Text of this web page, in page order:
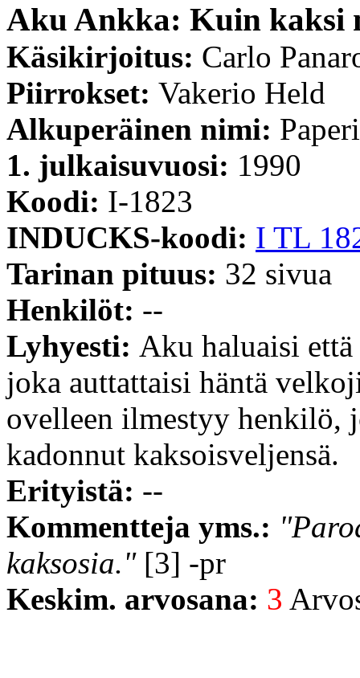
Aku Ankka: Kuin kaksi
Käsikirjoitus: Carlo
Piirrokset: Vakerio Held
Alkuperäinen nimi:
1. julkaisuvuosi: 1990
Koodi: I-1823
INDUCKS-koodi: I TL
Tarinan pituus: 32 sivua
Henkilöt: --
Lyhyesti: Aku haluaisi
joka auttattaisi häntä
ovelleen ilmestyy henkilö,
kadonnut kaksoisveljensä.
Erityistä: --
Kommentteja yms.:
kaksosia."[3] -pr
Keskim. arvosana: 3